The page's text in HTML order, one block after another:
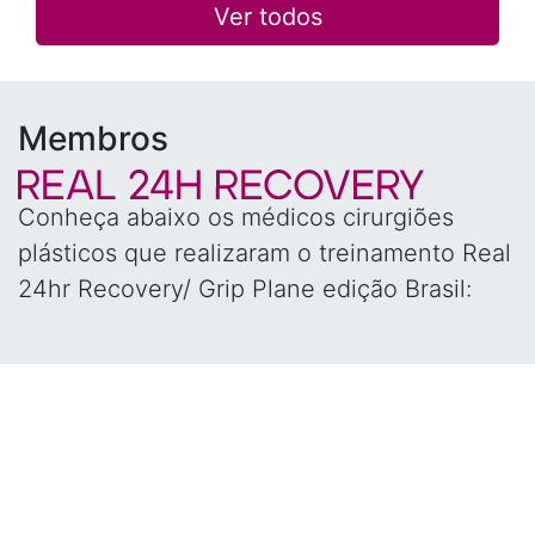
Ver todos
Membros
Conheça abaixo os médicos cirurgiões
plásticos que realizaram o treinamento Real
24hr Recovery/ Grip Plane edição Brasil: